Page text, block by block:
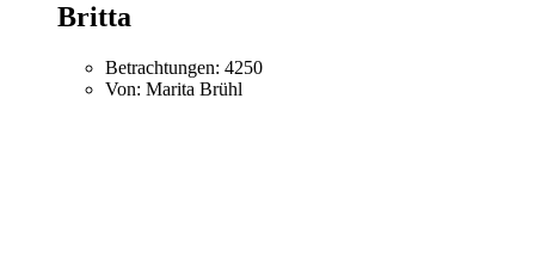
Britta
Betrachtungen: 4250
Von: Marita Brühl